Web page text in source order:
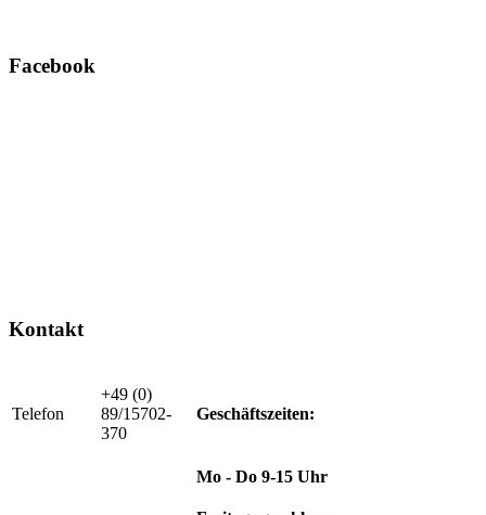
Facebook
Kontakt
Telefon
+49 (0)
89/15702-
370
Geschäftszeiten:
Mo - Do 9-15 Uhr